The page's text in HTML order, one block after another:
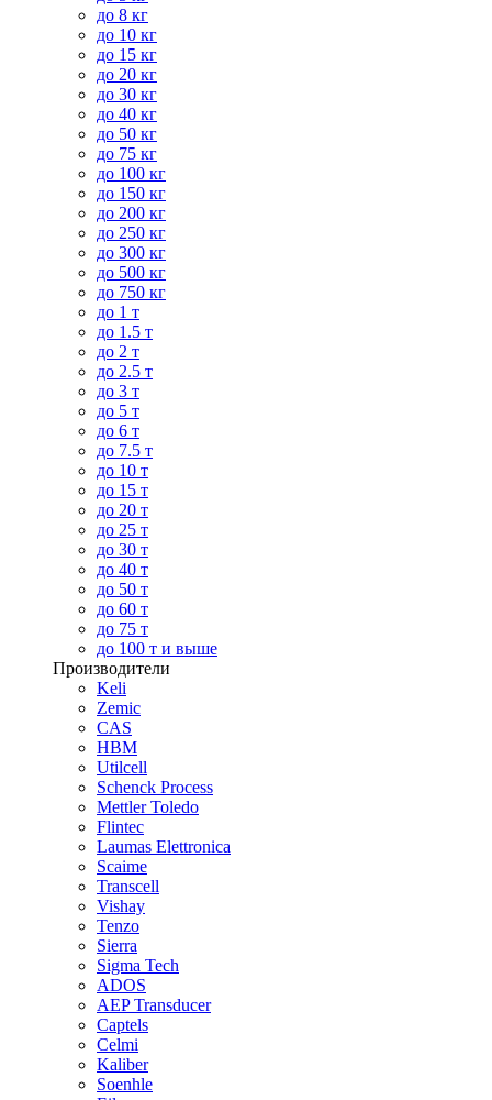
до 8 кг
до 10 кг
до 15 кг
до 20 кг
до 30 кг
до 40 кг
до 50 кг
до 75 кг
до 100 кг
до 150 кг
до 200 кг
до 250 кг
до 300 кг
до 500 кг
до 750 кг
до 1 т
до 1.5 т
до 2 т
до 2.5 т
до 3 т
до 5 т
до 6 т
до 7.5 т
до 10 т
до 15 т
до 20 т
до 25 т
до 30 т
до 40 т
до 50 т
до 60 т
до 75 т
до 100 т и выше
Производители
Keli
Zemic
CAS
HBM
Utilcell
Schenck Process
Mettler Toledo
Flintec
Laumas Elettronica
Scaime
Transcell
Vishay
Tenzo
Sierra
Sigma Tech
ADOS
AEP Transducer
Captels
Celmi
Kaliber
Soenhle